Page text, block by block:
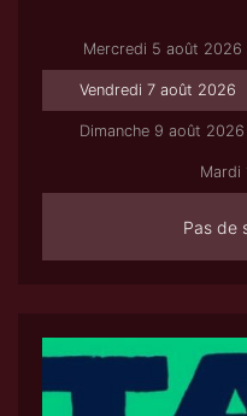
Mercredi 5 août 2026
Vendredi 7 août 2026
Dimanche 9 août 2026
Mardi
Pas de